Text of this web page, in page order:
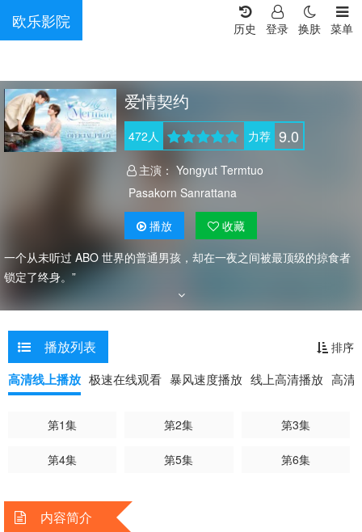
欧乐影院 菜单
换肤
登录
历史
爱情契约
472人 力荐 9.0
主演： Yongyut Termtuo
Pasakorn Sanrattana
播放
收藏
一个从未听过 ABO 世界的普通男孩，却在一夜之间被最顶级的掠食者
锁定了终身。”
播放列表 排序
高清线上播放 极速在线观看 暴风速度播放 线上高清播放 高清
第1集 第2集 第3集
第4集 第5集 第6集
内容简介